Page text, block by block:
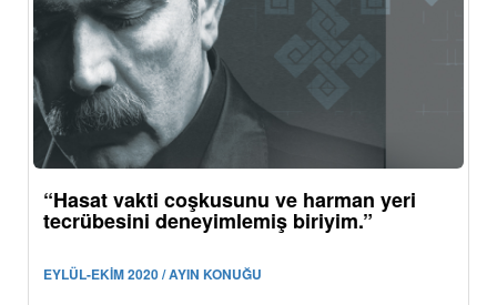
“Hasat vakti coşkusunu ve harman yeri
tecrübesini deneyimlemiş biriyim.”
EYLÜL-EKİM 2020 / AYIN KONUĞU